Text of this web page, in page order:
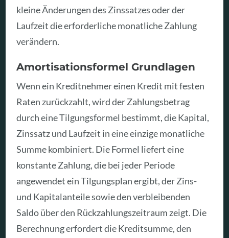
kleine Änderungen des Zinssatzes oder der
Laufzeit die erforderliche monatliche Zahlung
verändern.
Amortisationsformel Grundlagen
Wenn ein Kreditnehmer einen Kredit mit festen
Raten zurückzahlt, wird der Zahlungsbetrag
durch eine Tilgungsformel bestimmt, die Kapital,
Zinssatz und Laufzeit in eine einzige monatliche
Summe kombiniert. Die Formel liefert eine
konstante Zahlung, die bei jeder Periode
angewendet ein Tilgungsplan ergibt, der Zins-
und Kapitalanteile sowie den verbleibenden
Saldo über den Rückzahlungszeitraum zeigt. Die
Berechnung erfordert die Kreditsumme, den